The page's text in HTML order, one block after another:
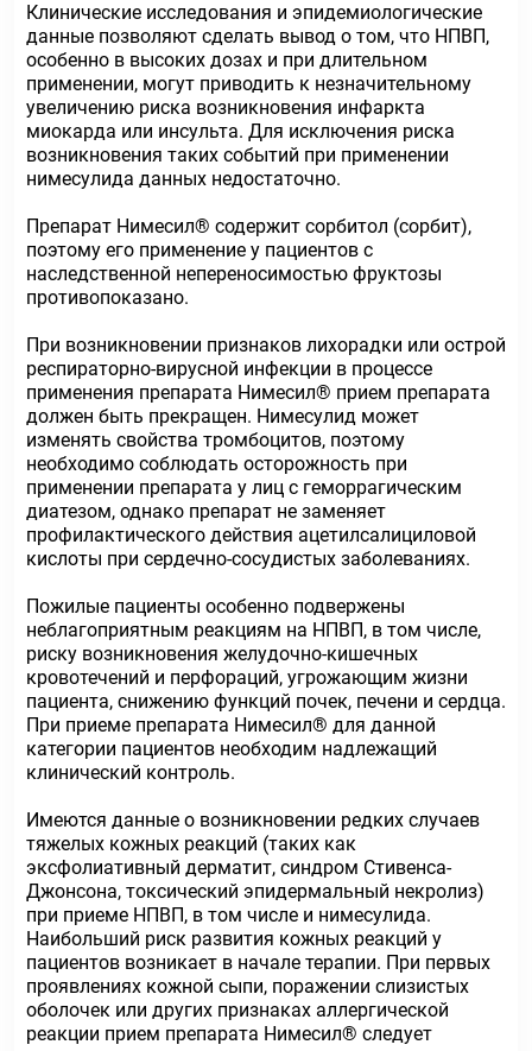
Клинические исследования и эпидемиологические
данные позволяют сделать вывод о том, что НПВП,
особенно в высоких дозах и при длительном
применении, могут приводить к незначительному
увеличению риска возникновения инфаркта
миокарда или инсульта. Для исключения риска
возникновения таких событий при применении
нимесулида данных недостаточно.
Препарат Нимесил® содержит сорбитол (сорбит),
поэтому его применение у пациентов с
наследственной непереносимостью фруктозы
противопоказано.
При возникновении признаков лихорадки или острой
респираторно-вирусной инфекции в процессе
применения препарата Нимесил® прием препарата
должен быть прекращен. Нимесулид может
изменять свойства тромбоцитов, поэтому
необходимо соблюдать осторожность при
применении препарата у лиц с геморрагическим
диатезом, однако препарат не заменяет
профилактического действия ацетилсалициловой
кислоты при сердечно-сосудистых заболеваниях.
Пожилые пациенты особенно подвержены
неблагоприятным реакциям на НПВП, в том числе,
риску возникновения желудочно-кишечных
кровотечений и перфораций, угрожающим жизни
пациента, снижению функций почек, печени и сердца.
При приеме препарата Нимесил® для данной
категории пациентов необходим надлежащий
клинический контроль.
Имеются данные о возникновении редких случаев
тяжелых кожных реакций (таких как
эксфолиативный дерматит, синдром Стивенса-
Джонсона, токсический эпидермальный некролиз)
при приеме НПВП, в том числе и нимесулида.
Наибольший риск развития кожных реакций у
пациентов возникает в начале терапии. При первых
проявлениях кожной сыпи, поражении слизистых
оболочек или других признаках аллергической
реакции прием препарата Нимесил® следует